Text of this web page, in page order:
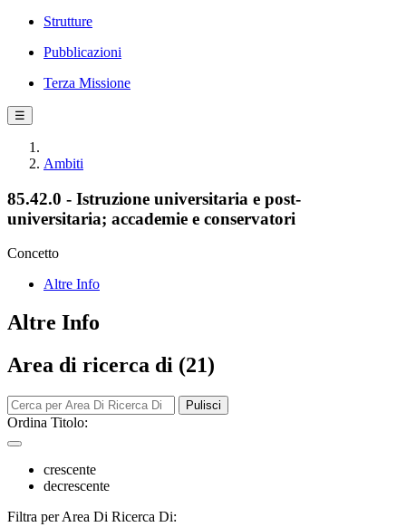
Strutture
Pubblicazioni
Terza Missione
☰
Ambiti
85.42.0 - Istruzione universitaria e post-
universitaria; accademie e conservatori
Concetto
Altre Info
Altre Info
Area di ricerca di (21)
Pulisci
Ordina Titolo:
crescente
decrescente
Filtra per Area Di Ricerca Di: